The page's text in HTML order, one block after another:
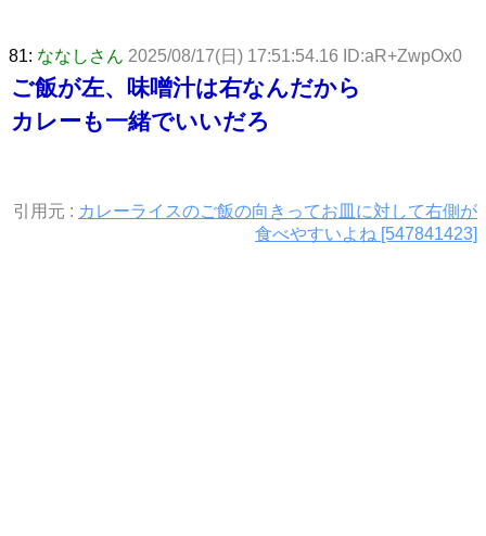
81: ななしさん 2025/08/17(日) 17:51:54.16 ID:aR+ZwpOx0
ご飯が左、味噌汁は右なんだから
カレーも一緒でいいだろ
引用元 : カレーライスのご飯の向きってお皿に対して右側が
食べやすいよね [547841423]